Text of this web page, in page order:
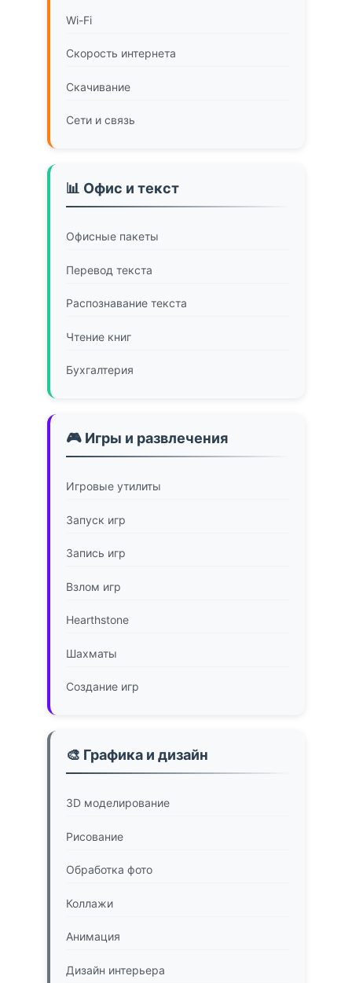
Wi-Fi
Скорость интернета
Скачивание
Сети и связь
📊 Офис и текст
Офисные пакеты
Перевод текста
Распознавание текста
Чтение книг
Бухгалтерия
🎮 Игры и развлечения
Игровые утилиты
Запуск игр
Запись игр
Взлом игр
Hearthstone
Шахматы
Создание игр
🎨 Графика и дизайн
3D моделирование
Рисование
Обработка фото
Коллажи
Анимация
Дизайн интерьера